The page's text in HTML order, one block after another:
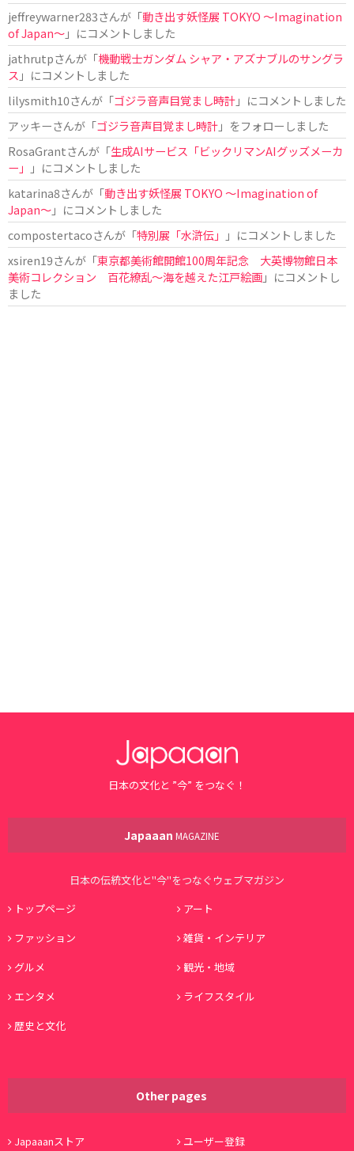
jeffreywarner283さんが「動き出す妖怪展 TOKYO 〜Imagination
of Japan〜」にコメントしました
jathrutpさんが「機動戦士ガンダム シャア・アズナブルのサングラ
ス 」にコメントしました
lilysmith10さんが「ゴジラ音声目覚まし時計」にコメントしました
アッキーさんが「ゴジラ音声目覚まし時計」をフォローしました
RosaGrantさんが「生成AIサービス「ビックリマンAIグッズメーカ
ー」
」にコメントしました
katarina8さんが「動き出す妖怪展 TOKYO 〜Imagination of
Japan〜」にコメントしました
compostertacoさんが「特別展「水滸伝」
」にコメントしました
xsiren19さんが「東京都美術館開館100周年記念 大英博物館日本
美術コレクション 百花繚乱～海を越えた江戸絵画」にコメントし
ました
日本の文化と ”今” をつなぐ！
Japaaan MAGAZINE
日本の伝統文化と"今"をつなぐウェブマガジン
トップページ
アート
ファッション
雑貨・インテリア
グルメ
観光・地域
エンタメ
ライフスタイル
歴史と文化
Other pages
Japaaanストア ユーザー登録